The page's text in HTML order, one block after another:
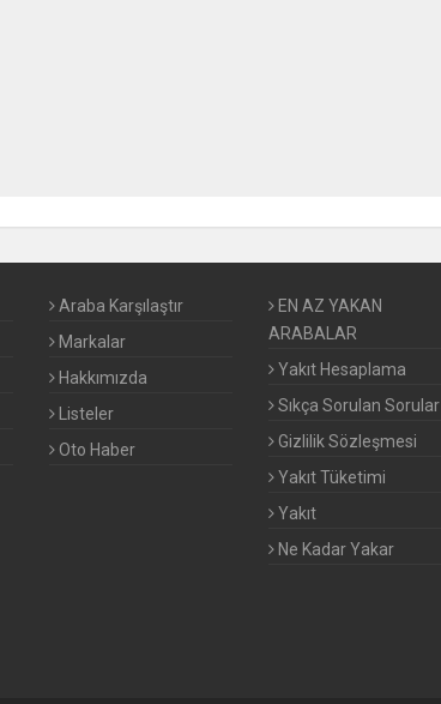
Araba Karşılaştır
Markalar
Hakkımızda
Listeler
Oto Haber
EN AZ YAKAN
ARABALAR
Yakıt Hesaplama
Sıkça Sorulan Sorular
Gizlilik Sözleşmesi
Yakıt Tüketimi
Yakıt
Ne Kadar Yakar